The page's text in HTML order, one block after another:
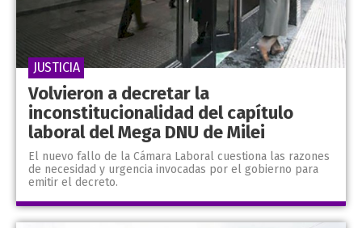
Volvieron a decretar la
inconstitucionalidad del capítulo
laboral del Mega DNU de Milei
El nuevo fallo de la Cámara Laboral cuestiona las razones
de necesidad y urgencia invocadas por el gobierno para
emitir el decreto.
JUSTICIA